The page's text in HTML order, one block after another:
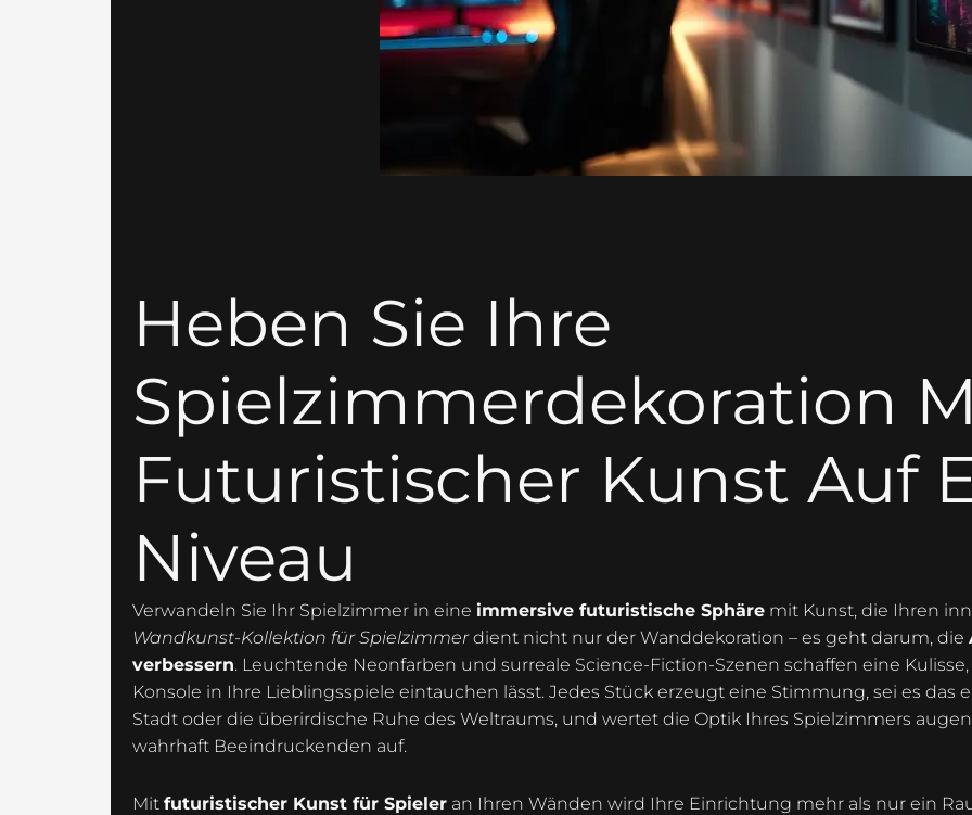
Heben Sie Ihre
Spielzimmerdekoration
Futuristischer Kunst Auf
Niveau
Verwandeln Sie Ihr Spielzimmer in eine immersive futuristische Sphäre mit Kunst, die Ihren
Wandkunst-Kollektion für Spielzimmerdient nicht nur der Wanddekoration – es geht darum, die
verbessern. Leuchtende Neonfarben und surreale Science-Fiction-Szenen schaffen eine
Konsole in Ihre Lieblingsspiele eintauchen lässt. Jedes Stück erzeugt eine Stimmung, sei es das
Stadt oder die überirdische Ruhe des Weltraums, und wertet die Optik Ihres Spielzimmers
wahrhaft Beeindruckenden auf.
Mit futuristischer Kunst für Spieler an Ihren Wänden wird Ihre Einrichtung mehr als nur ein